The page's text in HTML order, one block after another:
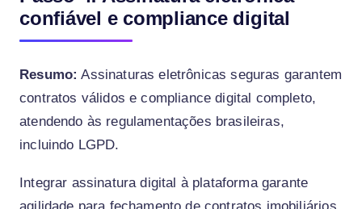
confiável e compliance digital
Resumo: Assinaturas eletrônicas seguras garantem
contratos válidos e compliance digital completo,
atendendo às regulamentações brasileiras,
incluindo LGPD.
Integrar assinatura digital à plataforma garante